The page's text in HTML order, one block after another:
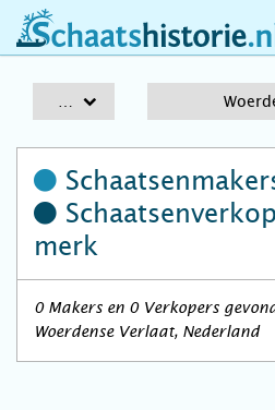
schaatshistorie.nl
Schaatsenmakers
merk
0 Makers en 0 Verkopers
Woerdense Verlaat, Nederland